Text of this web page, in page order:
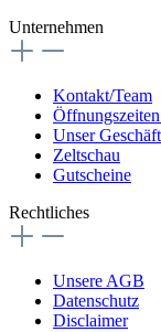
Unternehmen
Kontakt/Team
Unser
Zeltschau
Gutscheine
Rechtliches
Unsere AGB
Datenschutz
Disclaimer